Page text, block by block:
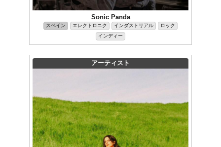
Sonic Panda
スペイン エレクトロニク インダストリアル
ロック
インディー
アーティスト